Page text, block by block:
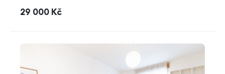
cena
29 000 Kč